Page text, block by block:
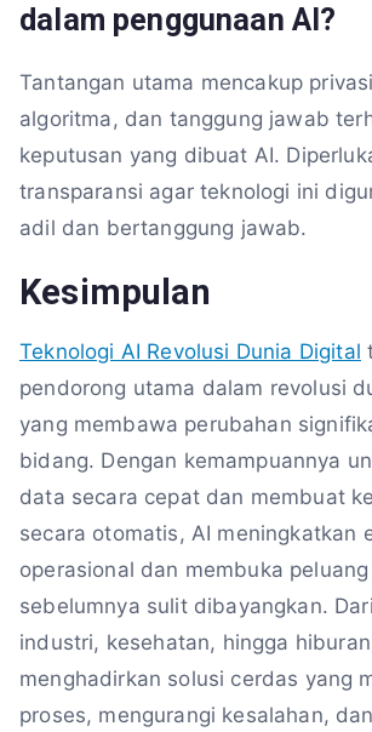
dalam penggunaan AI?
Tantangan utama mencakup
algoritma, dan tanggung jawab
keputusan yang dibuat AI.
transparansi agar teknologi ini
adil dan bertanggung jawab.
Kesimpulan
Teknologi AI Revolusi Dunia Digital
pendorong utama dalam revolusi
yang membawa perubahan
bidang. Dengan kemampuannya
data secara cepat dan membuat
secara otomatis, AI meningkatkan
operasional dan membuka
sebelumnya sulit dibayangkan.
industri, kesehatan, hingga
menghadirkan solusi cerdas yang
proses, mengurangi kesalahan,